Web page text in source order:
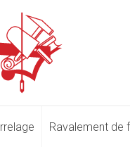
Ravalement de